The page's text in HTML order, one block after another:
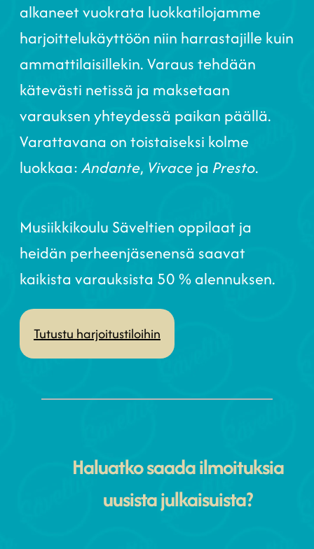
alkaneet vuokrata luokkatilojamme
harjoittelukäyttöön niin harrastajille kuin
ammattilaisillekin. Varaus tehdään
kätevästi netissä ja maksetaan
varauksen yhteydessä paikan päällä.
Varattavana on toistaiseksi kolme
luokkaa:Andante, Vivaceja Presto.
Musiikkikoulu Säveltien oppilaat ja
heidän perheenjäsenensä saavat
kaikista varauksista 50 % alennuksen.
Tutustu harjoitustiloihin
Haluatko saada ilmoituksia
uusista julkaisuista?